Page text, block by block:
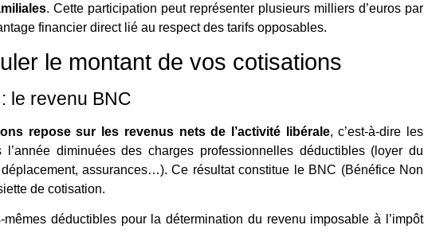
. Cette participation peut représenter plusieurs milliers d’euros par
financier direct lié au respect des tarifs opposables.
le montant de vos cotisations
le revenu BNC
repose sur les revenus nets de l’activité libérale, c’est-à-dire les
l’année diminuées des charges professionnelles déductibles (loyer du
assurances…). Ce résultat constitue le BNC (Bénéfice Non
de cotisation.
déductibles pour la détermination du revenu imposable à l’impôt